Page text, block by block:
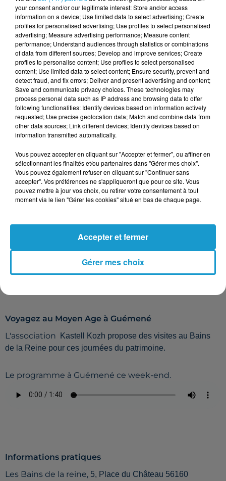
Informations pratiques
Office de tourisme de Pontivy Communauté
Renseignements au 02 97 25 04 10 ouici .
Des cocottes pour en apprendre plus sur le
patrimoine
Le Pays d'art et d'histoire propose 35 cocottes du
patrimoine.
Voyagez au Moyen Age à Guémené
L'association
Kastell Kozh propose des visites au Bains
de la Reine pour ces journées du patrimoine.
Le programme à Guémené ce week-end.
Informations pratiques
Les Bains de la reine, 5, Place du Château 56160
your consent and/or our legitimate interest: Store and/or access
information on a device; Use limited data to select advertising; Create
profiles for personalised advertising; Use profiles to select personalised
advertising; Measure advertising performance; Measure content
performance; Understand audiences through statistics or combinations
of data from different sources; Develop and improve services; Create
profiles to personalise content; Use profiles to select personalised
content; Use limited data to select content; Ensure security, prevent and
detect fraud, and fix errors; Deliver and present advertising and content;
Save and communicate privacy choices. These technologies may
process personal data such as IP address and browsing data to offer
following functionalities: Identify devices based on information actively
requested; Use precise geolocation data; Match and combine data from
other data sources; Link different devices; Identify devices based on
information transmitted automatically.
Vous pouvez accepter en cliquant sur "Accepter et fermer", ou affiner en
sélectionnant les finalités et/ou partenaires dans "Gérer mes choix".
Vous pouvez également refuser en cliquant sur "Continuer sans
accepter". Vos préférences ne s'appliqueront que pour ce site. Vous
pouvez mettre à jour vos choix, ou retirer votre consentement à tout
moment via le lien "Gérer les cookies" situé en bas de chaque page.
Gérer mes choix
Accepter et fermer